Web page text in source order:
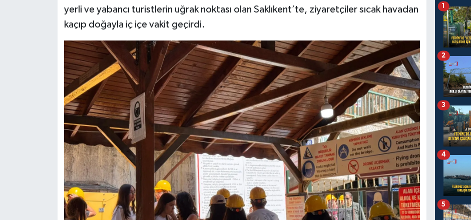
yerli ve yabancı turistlerin uğrak noktası olan Saklıkent’te, ziyaretçiler sıcak havadan
kaçıp doğayla iç içe vakit geçirdi.
1
2
3
4
5